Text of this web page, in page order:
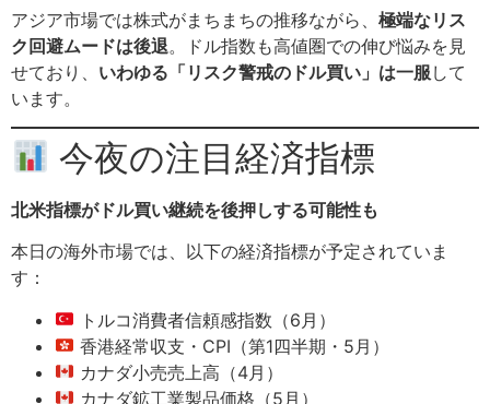
アジア市場では株式がまちまちの推移ながら、 極端なリス
ク回避ムードは後退。ドル指数も高値圏での伸び悩みを見
せており、 いわゆる「リスク警戒のドル買い」は一服 して
います。
今夜の注目経済指標
北米指標がドル買い継続を後押しする可能性も
本日の海外市場では、以下の経済指標が予定されていま
す：
トルコ消費者信頼感指数（6月）
香港経常収支・CPI（第1四半期・5月）
カナダ小売売上高（4月）
カナダ鉱工業製品価格（5月）